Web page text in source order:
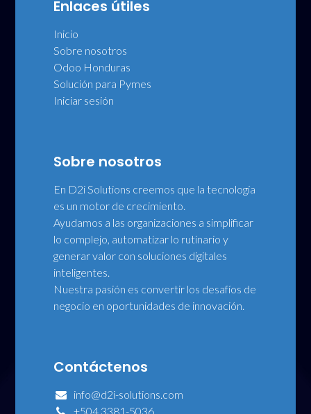
Enlaces útiles
Inicio
Sobre nosotros
Odoo Honduras
Solución para Pymes
Iniciar sesión
Sobre nosotros
En D2i Solutions creemos que la tecnología
es un motor de crecimiento.
Ayudamos a las organizaciones a simplificar
lo complejo, automatizar lo rutinario y
generar valor con soluciones digitales
inteligentes.
Nuestra pasión es convertir los desafíos de
negocio en oportunidades de innovación.
Contáctenos
info@d2i-solutions.com
+504 3381-5036